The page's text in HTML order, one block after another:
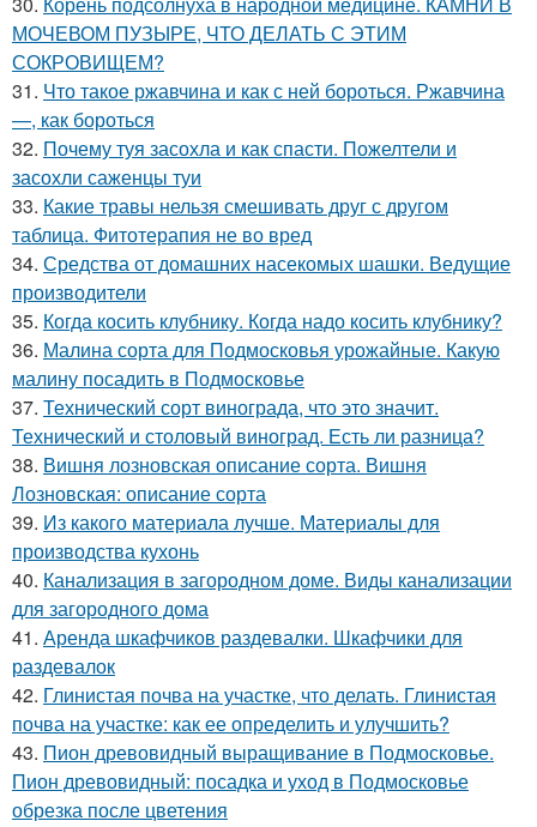
МОЧЕВОМ ПУЗЫРЕ, ЧТО ДЕЛАТЬ С ЭТИМ
СОКРОВИЩЕМ?
31. Что такое ржавчина и как с ней бороться. Ржавчина
—, как бороться
32. Почему туя засохла и как спасти. Пожелтели и
засохли саженцы туи
33. Какие травы нельзя смешивать друг с другом
таблица. Фитотерапия не во вред
34. Средства от домашних насекомых шашки. Ведущие
производители
35. Когда косить клубнику. Когда надо косить клубнику?
36. Малина сорта для Подмосковья урожайные. Какую
малину посадить в Подмосковье
37. Технический сорт винограда, что это значит.
Технический и столовый виноград. Есть ли разница?
38. Вишня лозновская описание сорта. Вишня
Лозновская: описание сорта
39. Из какого материала лучше. Материалы для
производства кухонь
40. Канализация в загородном доме. Виды канализации
для загородного дома
41. Аренда шкафчиков раздевалки. Шкафчики для
раздевалок
42. Глинистая почва на участке, что делать. Глинистая
почва на участке: как ее определить и улучшить?
43. Пион древовидный выращивание в Подмосковье.
Пион древовидный: посадка и уход в Подмосковье
обрезка после цветения